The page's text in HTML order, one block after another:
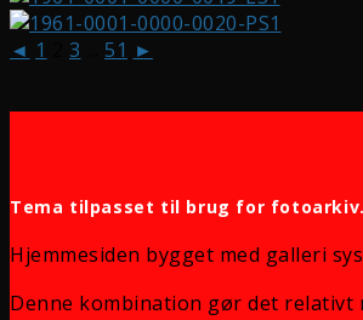
◄ 1 3 51 ►
Tema tilpasset til brug for fotoarkiv.
Hjemmesiden bygget med galleri
Denne kombination gør det relativt